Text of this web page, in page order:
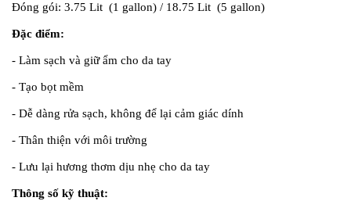
Đóng gói: 3.75 Lit (1 gallon) / 18.75 Lit (5 gallon)
Đặc điểm:
- Làm sạch và giữ ẩm cho da tay
- Tạo bọt mềm
- Dễ dàng rửa sạch, không để lại cảm giác dính
- Thân thiện với môi trường
- Lưu lại hương thơm dịu nhẹ cho da tay
Thông số kỹ thuật: